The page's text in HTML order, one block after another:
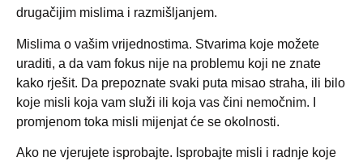
drugačijim mislima i razmišljanjem.
Mislima o vašim vrijednostima. Stvarima koje možete
uraditi, a da vam fokus nije na problemu koji ne znate
kako rješit. Da prepoznate svaki puta misao straha, ili bilo
koje misli koja vam služi ili koja vas čini nemočnim. I
promjenom toka misli mijenjat će se okolnosti.
Ako ne vjerujete isprobajte. Isprobajte misli i radnje koje